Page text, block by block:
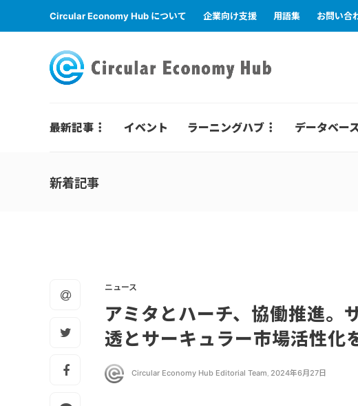
Circular Economy Hub について 企業向け支援 用語集 お問い合
最新記事 イベント ラーニングハブ データベー
新着記事
ニュース
アミタとハーチ、協働推進。
透とサーキュラー市場活性化
Circular Economy Hub Editorial Team, 2024年6月27日